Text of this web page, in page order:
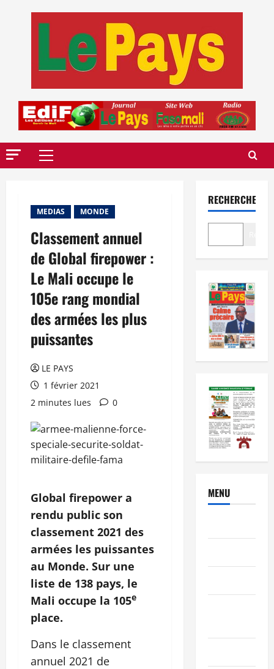
Menu
MEDIAS MONDE
Classement annuel
de Global firepower :
Le Mali occupe le
105e rang mondial
des armées les plus
puissantes
LE PAYS
1 février 2021
2 minutes lues
0
Global firepower a
rendu public son
classement 2021 des
armées les puissantes
au Monde. Sur une
liste de 138 pays, le
Mali occupe la 105e
place.
Dans le classement
annuel 2021 de
RECHERCHER
MENU